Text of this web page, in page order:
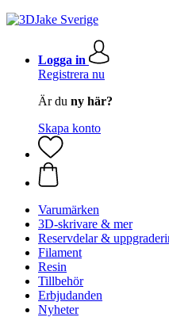
Logga in
Registrera nu
Är du ny här?
Skapa konto
Varumärken
3D-skrivare & mer
Reservdelar &
Filament
Resin
Tillbehör
Erbjudanden
Nyheter